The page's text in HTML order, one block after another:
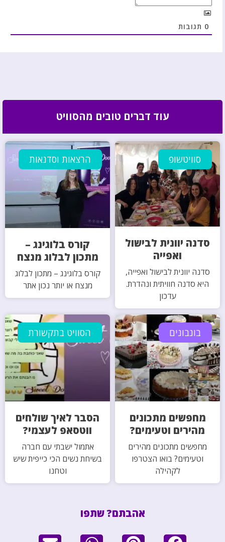
0 תגובות
עוד דברים טובים מהסוויט
סוויטשופ
סדנה יוונית לבישול
ואפייה
סדנה יוונית לבישול ואפייה,
היא סדנה חוויתית ונהדרת.
עדכון
הרצאות וסדנאות
קורס בלוגינג –
מתכון לבלוג מנצח
קורס בלוגינג – מתכון לבלוג
מנצח או יותר נכון אתר
בונבונים
מחפשים מתכונים
מהירים וטעימים?
מחפשים מתכונים מהירים
וטעימים? בואו הצטרפו
לקהילה
הסוויט בתקשורת
הסבר לאיך שולחים
ווטסאפ לעצמי?
אתמול ישבתי עם חברה
בשיחת נשים הכי כייפית שיש
וטחנו
אהבתם? שתפו